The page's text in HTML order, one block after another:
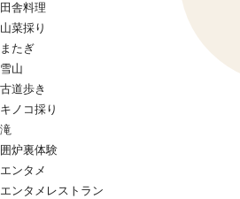
田舎料理
山菜採り
またぎ
雪山
古道歩き
キノコ採り
滝
囲炉裏体験
エンタメ
エンタメレストラン